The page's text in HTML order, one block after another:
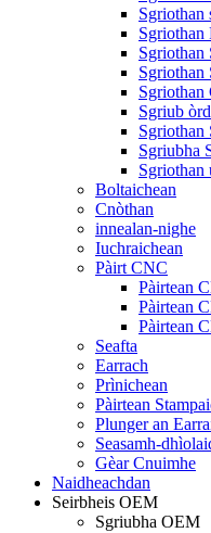
Sgriothan
Sgriothan
Sgriothan
Sgriothan
Sgriothan
Sgriub
Sgriothan
Sgriubha
Sgriothan
Boltaichean
Cnòthan
innealan-nighe
Iuchraichean
Pàirt CNC
Pàirtean
Pàirtean
Pàirtean
Seafta
Earrach
Prìnichean
Pàirtean
Plunger an
Seasamh-
Gèar Cnuimhe
Naidheachdan
Seirbheis OEM
Sgriubha OEM